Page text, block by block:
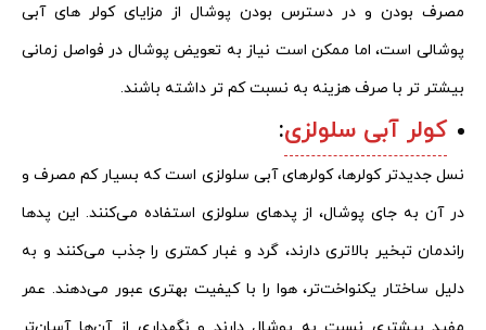
مصرف بودن و در دسترس بودن پوشال از مزایای کولر های آبی
پوشالی است، اما ممکن است نیاز به تعویض پوشال در فواصل زمانی
بیشتر تر با صرف هزینه به نسبت کم تر داشته باشند.
کولر آبی سلولزی:
نسل جدیدتر کولرها، کولرهای آبی سلولزی است که بسیار کم مصرف و
در آن به جای پوشال، از پدهای سلولزی استفاده می‌کنند. این پدها
راندمان تبخیر بالاتری دارند، گرد و غبار کمتری را جذب می‌کنند و به
دلیل ساختار یکنواخت‌تر، هوا را با کیفیت بهتری عبور می‌دهند. عمر